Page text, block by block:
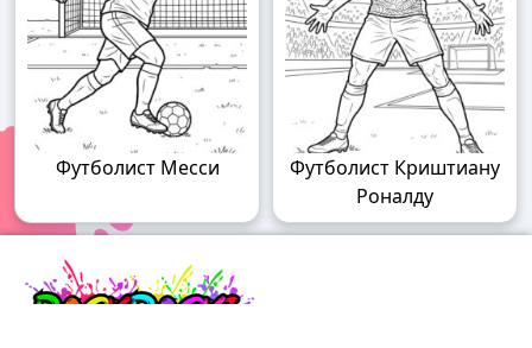
Футболист Месси
Футболист Криштиану
Роналду